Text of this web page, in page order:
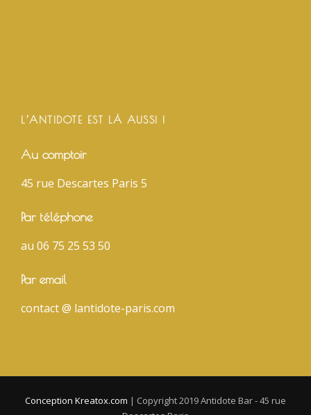
L’ANTIDOTE EST LÀ AUSSI !
Au comptoir
45 rue Descartes Paris 5
Par téléphone
au 06 75 25 53 50
Par email
contact @ lantidote-paris.com
Conception Kreatox.com | Copyright 2019 Antidote Bar - 45 rue